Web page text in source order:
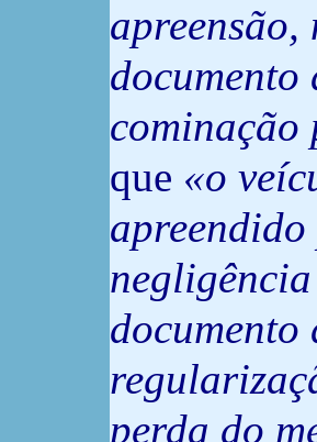
que «o
documento
perda do